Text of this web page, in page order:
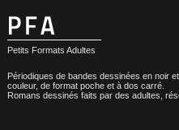
Petits Formats Adultes
Périodiques de bandes dessinées en noir
couleur, de format poche et à dos carré.
Romans dessinés faits par des adultes,